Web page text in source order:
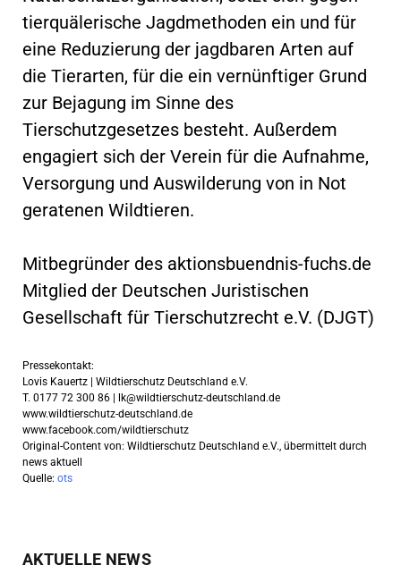
tierquälerische Jagdmethoden ein und für
eine Reduzierung der jagdbaren Arten auf
die Tierarten, für die ein vernünftiger Grund
zur Bejagung im Sinne des
Tierschutzgesetzes besteht. Außerdem
engagiert sich der Verein für die Aufnahme,
Versorgung und Auswilderung von in Not
geratenen Wildtieren.
Mitbegründer des aktionsbuendnis-fuchs.de
Mitglied der Deutschen Juristischen
Gesellschaft für Tierschutzrecht e.V. (DJGT)
Pressekontakt:
Lovis Kauertz | Wildtierschutz Deutschland e.V.
T. 0177 72 300 86 |
lk@wildtierschutz-deutschland.de
www.wildtierschutz-deutschland.de
www.facebook.com/wildtierschutz
Original-Content von: Wildtierschutz Deutschland e.V., übermittelt durch
news aktuell
Quelle: ots
AKTUELLE NEWS